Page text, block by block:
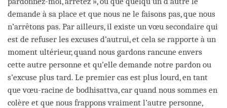
demande à sa place et que nous ne le faisons pas, que nous
n’arrêtons pas. Par ailleurs, il existe un vœu secondaire qui
est de refuser les excuses d’autrui, et cela se rapporte à un
moment ultérieur, quand nous gardons rancune envers
cette autre personne et qu’elle demande notre pardon ou
s’excuse plus tard. Le premier cas est plus lourd, en tant
que vœu-racine de bodhisattva, car quand nous sommes en
colère et que nous frappons vraiment l’autre personne,